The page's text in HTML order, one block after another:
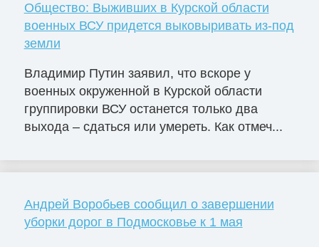
Общество: Выживших в Курской области
военных ВСУ придется выковыривать из-под
земли
Владимир Путин заявил, что вскоре у
военных окруженной в Курской области
группировки ВСУ останется только два
выхода – сдаться или умереть. Как отмеч...
Андрей Воробьев сообщил о завершении
уборки дорог в Подмосковье к 1 мая